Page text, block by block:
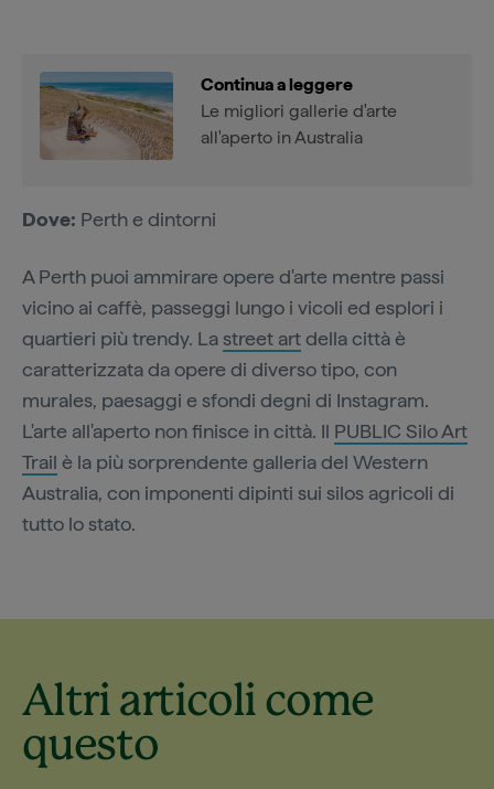
Continua a leggere
Le migliori gallerie d'arte
all'aperto in Australia
Dove: Perth e dintorni
A Perth puoi ammirare opere d'arte mentre passi
vicino ai caffè, passeggi lungo i vicoli ed esplori i
quartieri più trendy. Lastreet artdella città è
caratterizzata da opere di diverso tipo, con
murales, paesaggi e sfondi degni di Instagram.
L'arte all'aperto non finisce in città. Il PUBLIC Silo Art
Trail è la più sorprendente galleria del Western
Australia, con imponenti dipinti sui silos agricoli di
tutto lo stato.
Altri articoli come
questo